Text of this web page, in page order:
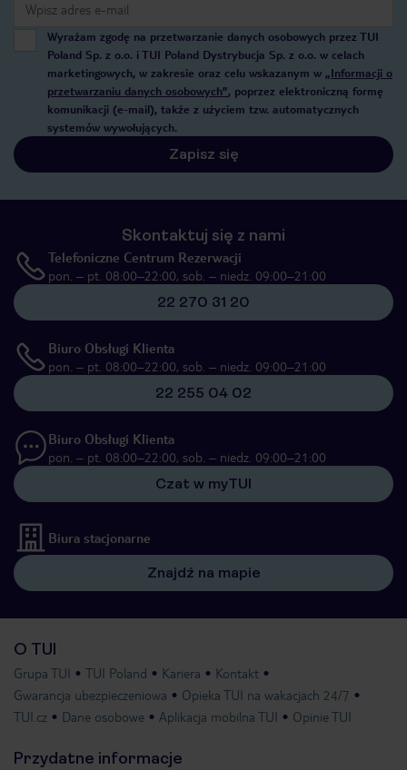
Wyrażam zgodę na przetwarzanie danych osobowych przez TUI
Poland Sp. z o.o. i TUI Poland Dystrybucja Sp. z o.o. w celach
marketingowych, w zakresie oraz celu wskazanym w „Informacji o
przetwarzaniu danych osobowych”, poprzez elektroniczną formę
komunikacji (e-mail), także z użyciem tzw. automatycznych
systemów wywołujących.
Zapisz się
Skontaktuj się z nami
Telefoniczne Centrum Rezerwacji
pon. – pt. 08:00–22:00, sob. – niedz. 09:00–21:00
22 270 31 20
Biuro Obsługi Klienta
pon. – pt. 08:00–22:00, sob. – niedz. 09:00–21:00
22 255 04 02
Biuro Obsługi Klienta
pon. – pt. 08:00–22:00, sob. – niedz. 09:00–21:00
Czat w myTUI
Biura stacjonarne
Znajdź na mapie
O TUI
Grupa TUI TUI Poland Kariera
Kontakt
Gwarancja ubezpieczeniowa
Opieka TUI na wakacjach 24/7
TUI.cz
Dane osobowe Aplikacja mobilna TUI Opinie TUI
Przydatne informacje